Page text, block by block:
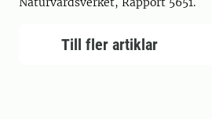
Till fler artiklar